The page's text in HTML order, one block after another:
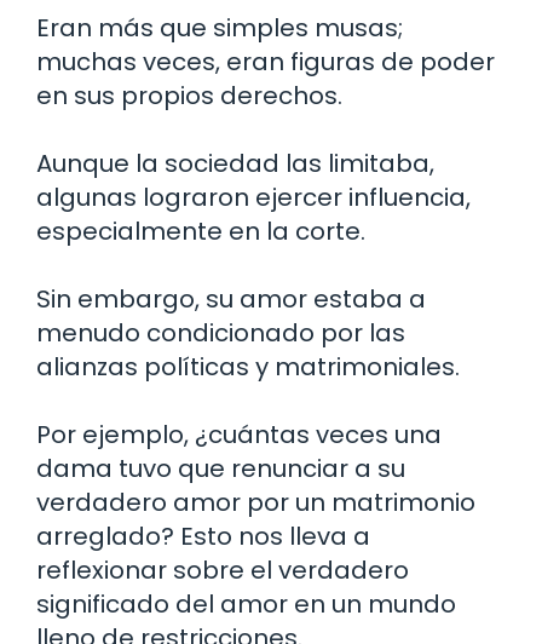
Eran más que simples musas;
muchas veces, eran figuras de poder
en sus propios derechos.
Aunque la sociedad las limitaba,
algunas lograron ejercer influencia,
especialmente en la corte.
Sin embargo, su amor estaba a
menudo condicionado por las
alianzas políticas y matrimoniales.
Por ejemplo, ¿cuántas veces una
dama tuvo que renunciar a su
verdadero amor por un matrimonio
arreglado? Esto nos lleva a
reflexionar sobre el verdadero
significado del amor en un mundo